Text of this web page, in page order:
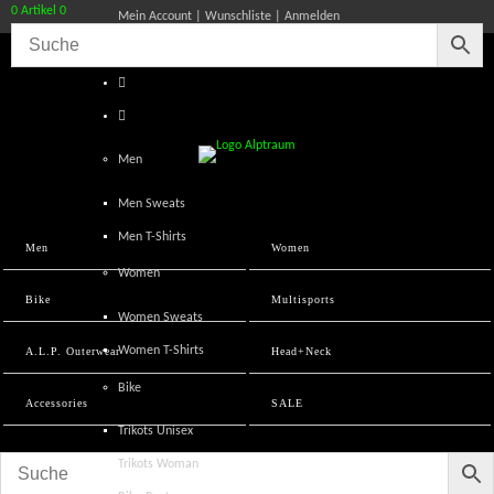
Mein Account Wunschliste Anmelden
Men
Men Sweats
Men T-Shirts
Women
Women Sweats
Women T-Shirts
Bike
Trikots Unisex
Trikots Woman
0 Artikel 0
Men Women
Bike Multisports
A.L.P. Outerwear Head+Neck
Accessories SALE